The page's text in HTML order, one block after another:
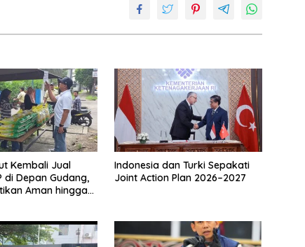
Kembali Jual
di Depan Gudang,
Aman hingga
Indonesia dan Turki Sepakati
Joint Action Plan 2026–2027